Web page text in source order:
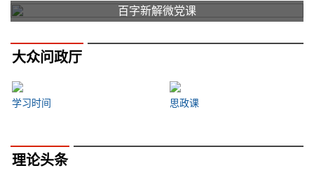
百字新解微党课
大众问政厅
学习时间 思政课
理论头条